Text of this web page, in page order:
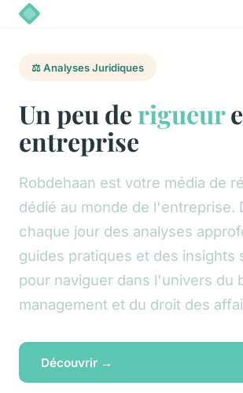
⚖️ Analyses Juridiques
Un peu de rigueur
entreprise
Robdehaan est votre média de
dédié au monde de l'entreprise.
chaque jour des analyses
guides pratiques et des insights
pour naviguer dans l'univers du
management et du droit des
Découvrir →